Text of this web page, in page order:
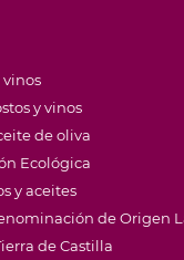
vinos
y vinos
de oliva
Ecológica
y aceites
de Origen
de Castilla